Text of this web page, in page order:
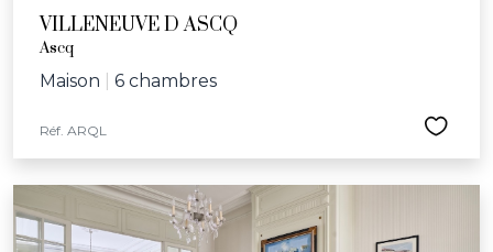
VILLENEUVE D ASCQ
Ascq
Maison 6 chambres
Réf. ARQL